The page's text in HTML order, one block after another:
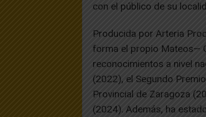
con el público de su
Producida por Arteria
forma el propio Mateos—
reconocimientos a nivel
(2022), el Segundo
Provincial de Zaragoza
(2024). Además, ha